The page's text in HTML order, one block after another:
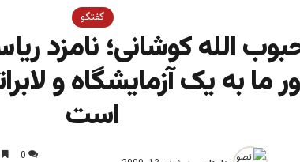
گفتگو
الله کوشانی؛ نامزد
ما به یک آزمایشگاه و
است
0